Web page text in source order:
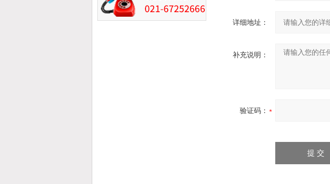
详细地址：
补充说明：
验证码：